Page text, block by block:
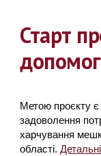
Старт
Метою проєкту
задоволення
харчування
області.